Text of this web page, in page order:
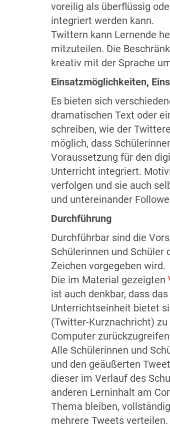
voreilig als überflüssig
integriert werden kann.
Twittern kann Lernende
mitzuteilen. Die
kreativ mit der Sprache
Einsatzmöglichkeiten,
Es bieten sich
dramatischen Text oder
schreiben, wie der
möglich, dass
Voraussetzung für den
Unterricht integriert.
verfolgen und sie auch
und untereinander
Durchführung
Durchführbar sind die
Schülerinnen und Schüler
Zeichen vorgegeben wird.
Die im Material gezeigten
ist auch denkbar, dass
Unterrichtseinheit bietet
(Twitter-Kurznachricht)
Computer
Alle Schülerinnen und
und den geäußerten
dieser im Verlauf des
anderen Lerninhalt am
Thema bleiben,
mehrere Tweets verteilen.